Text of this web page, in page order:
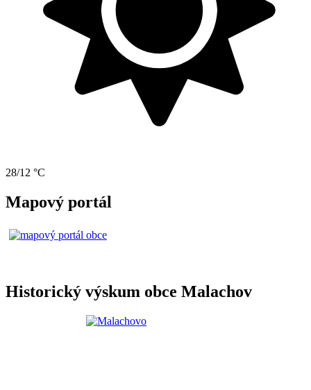
28/12 °C
Mapový portál
Historický výskum obce Malachov